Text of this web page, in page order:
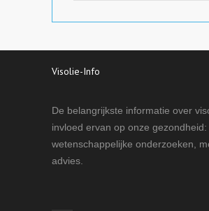
Visolie-Info
De belangrijkste informatie over
invloed ervan op onze gezondheid:
wetenschappelijke onderzoeken,
advies.